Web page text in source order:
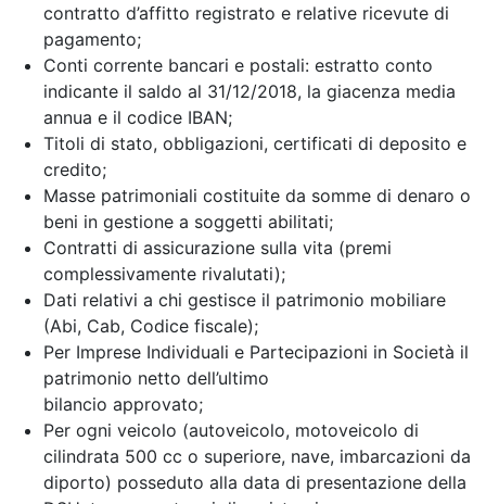
contratto d’affitto registrato e relative ricevute di
pagamento;
Conti corrente bancari e postali: estratto conto
indicante il saldo al 31/12/2018, la giacenza media
annua e il codice IBAN;
Titoli di stato, obbligazioni, certificati di deposito e
credito;
Masse patrimoniali costituite da somme di denaro o
beni in gestione a soggetti abilitati;
Contratti di assicurazione sulla vita (premi
complessivamente rivalutati);
Dati relativi a chi gestisce il patrimonio mobiliare
(Abi, Cab, Codice fiscale);
Per Imprese Individuali e Partecipazioni in Società il
patrimonio netto dell’ultimo
bilancio approvato;
Per ogni veicolo (autoveicolo, motoveicolo di
cilindrata 500 cc o superiore, nave, imbarcazioni da
diporto) posseduto alla data di presentazione della